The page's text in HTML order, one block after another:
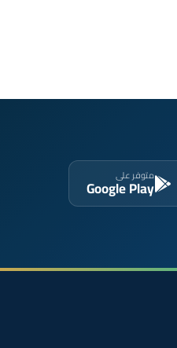
متوفر على
Google Play